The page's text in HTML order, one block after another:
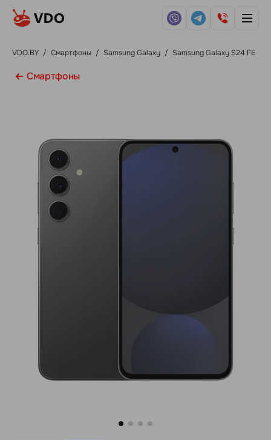
VDO.BY / Смартфоны / Samsung Galaxy / Samsung Galaxy S24 FE
Смартфоны